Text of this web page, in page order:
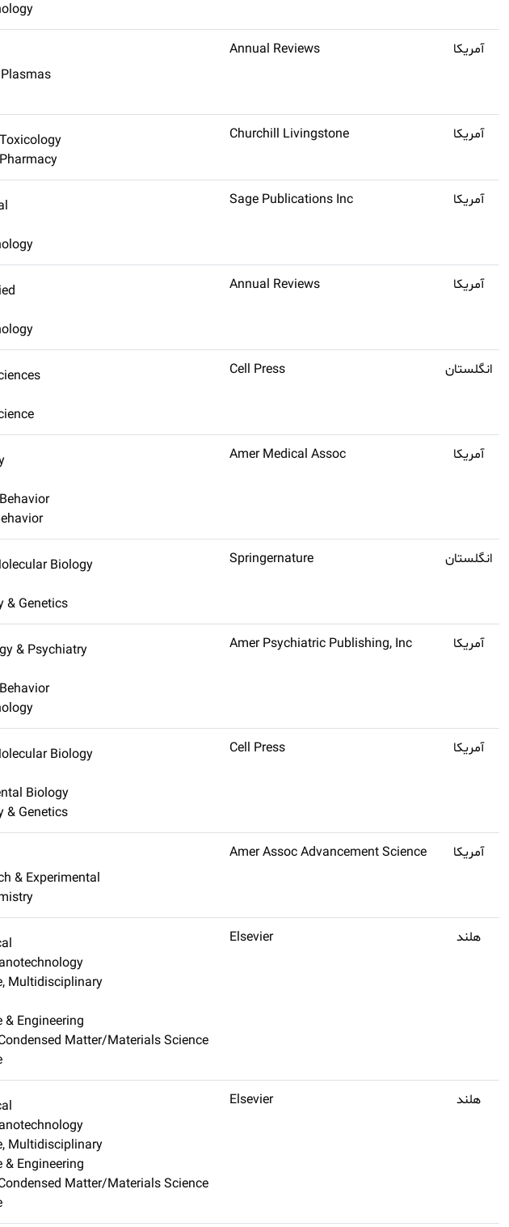
آمریکا Annual Reviews
آمریکا Churchill Livingstone
آمریکا Sage Publications Inc
آمریکا Annual Reviews
انگلستان Cell Press
آمریکا Amer Medical Assoc
انگلستان Springernature
Biology
& Genetics
آمریکا Amer Psychiatric Publishing, Inc
& Psychiatry
آمریکا Cell Press
Biology
Biology
& Genetics
آمریکا Amer Assoc Advancement Science
& Experimental
هلند Elsevier
Multidisciplinary
Engineering
Matter/Materials Science
هلند Elsevier
Multidisciplinary
Engineering
Matter/Materials Science